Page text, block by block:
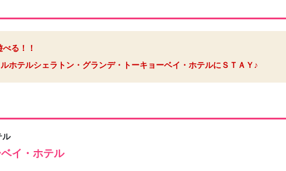
る！！
ホテルシェラトン・グランデ・トーキョーベイ・ホテルにＳＴＡＹ♪
ル
イ・ホテル